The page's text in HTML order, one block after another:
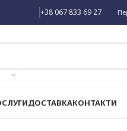
+38 067 833 69 27
ДОСТАВКАКОНТАКТИ